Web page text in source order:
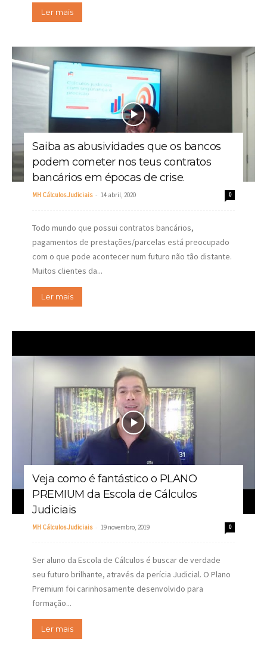
Ler mais
Saiba as abusividades que os bancos
podem cometer nos teus contratos
bancários em épocas de crise.
MH Cálculos Judiciais - 14 abril, 2020 0
Todo mundo que possui contratos bancários,
pagamentos de prestações/parcelas está preocupado
com o que pode acontecer num futuro não tão distante.
Muitos clientes da...
Ler mais
Veja como é fantástico o PLANO
PREMIUM da Escola de Cálculos
Judiciais
MH Cálculos Judiciais - 19 novembro, 2019 0
Ser aluno da Escola de Cálculos é buscar de verdade
seu futuro brilhante, através da perícia Judicial. O Plano
Premium foi carinhosamente desenvolvido para
formação...
Ler mais